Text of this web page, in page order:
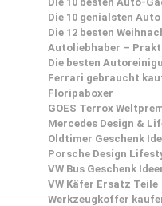
Die 10 genialsten
Die 12 besten
Autoliebhaber –
Die besten
Ferrari gebraucht
Floripaboxer
GOES Terrox
Mercedes Design &
Oldtimer Geschenk
Porsche Design
VW Bus Geschenk
VW Käfer Ersatz Teile
Werkzeugkoffer